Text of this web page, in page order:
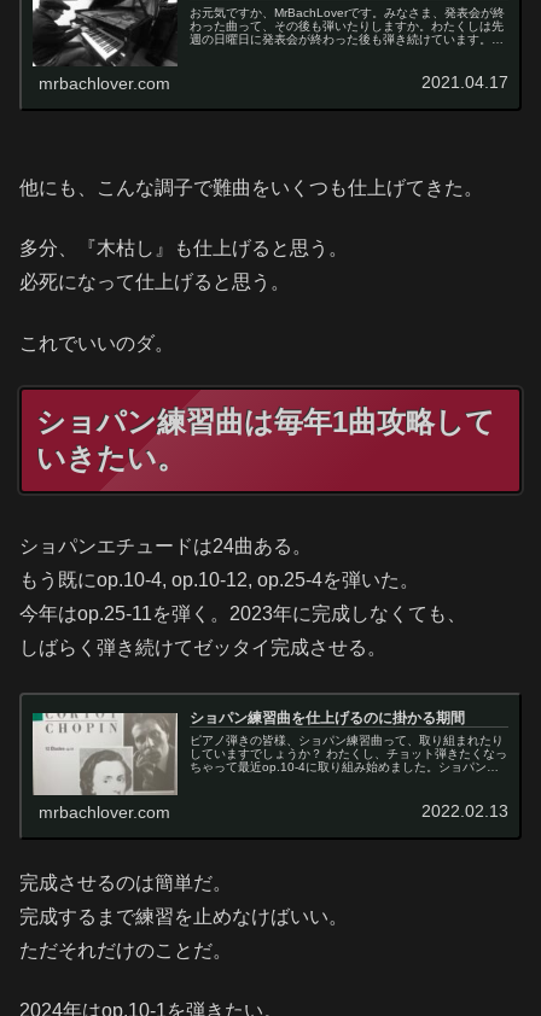
お元気ですか、MrBachLoverです。みなさま、発表会が終
わった曲って、その後も弾いたりしますか。わたくしは先
週の日曜日に発表会が終わった後も弾き続けています。結
mrbachlover.com 2021.04.17
他にも、こんな調子で難曲をいくつも仕上げてきた。
多分、『木枯し』も仕上げると思う。
必死になって仕上げると思う。
これでいいのダ。
ショパン練習曲は毎年1曲攻略して
いきたい。
ショパンエチュードは24曲ある。
もう既にop.10-4, op.10-12, op.25-4を弾いた。
今年はop.25-11を弾く。2023年に完成しなくても、
しばらく弾き続けてゼッタイ完成させる。
ショパン練習曲を仕上げるのに掛かる期間
ピアノ弾きの皆様、ショパン練習曲って、取り組まれたり
していますでしょうか？ わたくし、チョット弾きたくなっ
ちゃって最近op.10-4に取り組み始めました。ショパン練
mrbachlover.com 2022.02.13
完成させるのは簡単だ。
完成するまで練習を止めなけばいい。
ただそれだけのことだ。
2024年はop.10-1を弾きたい。